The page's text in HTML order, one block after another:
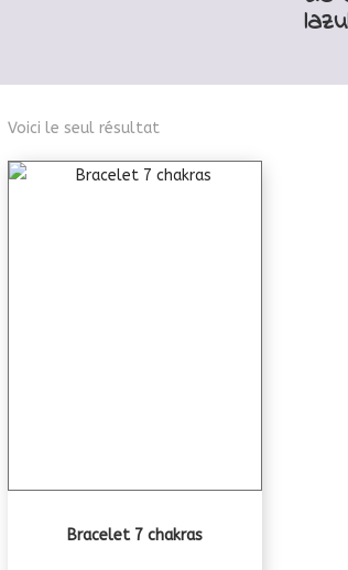
Voici le seul résultat
Bracelet 7 chakras